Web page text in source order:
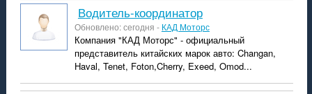
водитель-координатор
Обновлено: сегодня - КАД Моторс
Компания "КАД Моторс" - официальный
представитель китайских марок авто: Changan,
Haval, Tenet, Foton,Cherry, Exeed, Omod...